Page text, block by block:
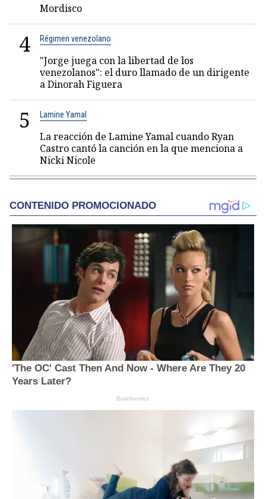
Mordisco
4 Régimen venezolano
"Jorge juega con la libertad de los
venezolanos": el duro llamado de un dirigente
a Dinorah Figuera
5 Lamine Yamal
La reacción de Lamine Yamal cuando Ryan
Castro cantó la canción en la que menciona a
Nicki Nicole